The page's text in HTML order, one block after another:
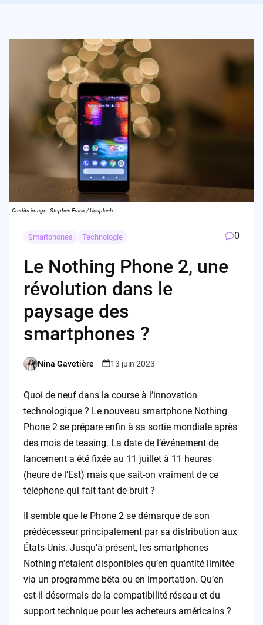
Credits image : Stephen Frank / Unsplash
Smartphones Technologie 0
Le Nothing Phone 2, une
révolution dans le
paysage des
smartphones ?
Posted
Nina Gavetière 13 juin 2023
Quoi de neuf dans la course à l’innovation
technologique ? Le nouveau smartphone Nothing
Phone 2 se prépare enfin à sa sortie mondiale après
des mois de teasing. La date de l’événement de
lancement a été fixée au 11 juillet à 11 heures
(heure de l’Est) mais que sait-on vraiment de ce
téléphone qui fait tant de bruit ?
Il semble que le Phone 2 se démarque de son
prédécesseur principalement par sa distribution aux
États-Unis. Jusqu’à présent, les smartphones
Nothing n’étaient disponibles qu’en quantité limitée
via un programme bêta ou en importation. Qu’en
est-il désormais de la compatibilité réseau et du
support technique pour les acheteurs américains ?